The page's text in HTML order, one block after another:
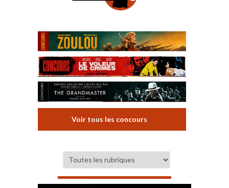
Voir tous les concours